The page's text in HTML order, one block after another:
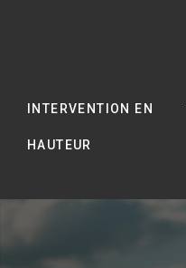
INTERVENTION EN
HAUTEUR